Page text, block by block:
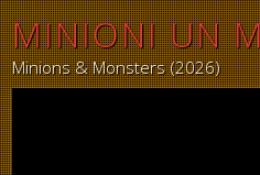
MINIONI UN
Minions & Monsters (2026)